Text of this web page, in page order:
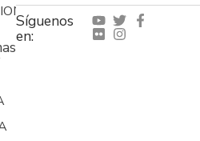
Síguenos
en: